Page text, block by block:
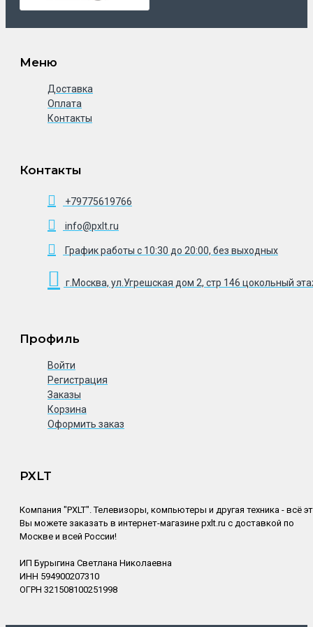
Меню
Доставка
Оплата
Контакты
Контакты
+79775619766
info@pxlt.ru
График работы с 10:30 до 20:00, без выходных
г.Москва, ул.Угрешская дом 2, стр 146 цокольный
Профиль
Войти
Регистрация
Заказы
Корзина
Оформить заказ
PXLT
Компания "PXLT". Телевизоры, компьютеры и другая техника - всё
Вы можете заказать в интернет-магазине pxlt.ru с доставкой по
Москве и всей России!
ИП Бурыгина Светлана Николаевна
ИНН 594900207310
ОГРН 321508100251998